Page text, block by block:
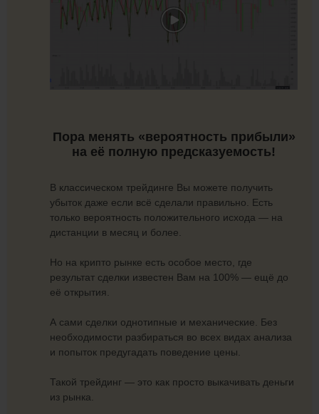
Пора менять «вероятность прибыли»
на её полную предсказуемость!
В классическом трейдинге Вы можете получить
убыток даже если всё сделали правильно. Есть
только вероятность положительного исхода — на
дистанции в месяц и более.
Но на крипто рынке есть особое место, где
результат сделки известен Вам на 100% — ещё до
её открытия.
А сами сделки однотипные и механические. Без
необходимости разбираться во всех видах анализа
и попыток предугадать поведение цены.
Такой трейдинг — это как просто выкачивать деньги
из рынка.